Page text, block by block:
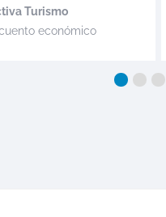
Turismo
económico